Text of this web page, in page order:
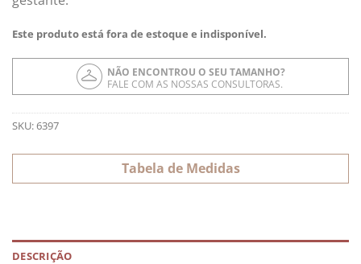
Este produto está fora de estoque e indisponível.
NÃO ENCONTROU O SEU TAMANHO?
FALE COM AS NOSSAS CONSULTORAS.
SKU:6397
Tabela de Medidas
DESCRIÇÃO